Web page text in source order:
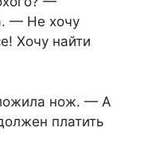
— Не хочу
Хочу найти
нож. — А
платить